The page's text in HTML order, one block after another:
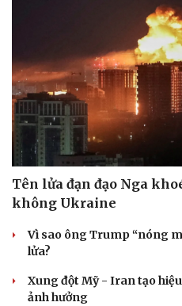
Tên lửa đạn đạo Nga
không Ukraine
Vì sao ông Trump “nóng
lửa?
Xung đột Mỹ - Iran tạo
ảnh hưởng